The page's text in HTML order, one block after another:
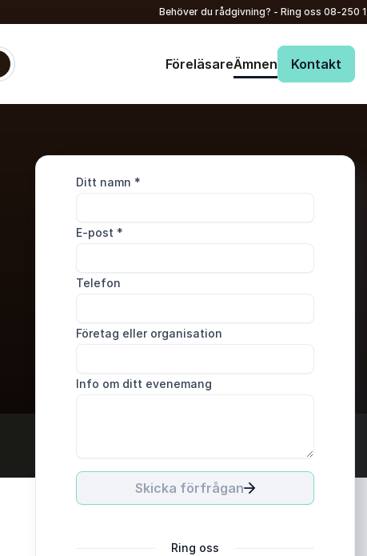
Behöver du rådgivning? - Ring oss 08-250
FöreläsareÄmnen Kontakt
Ditt namn *
E-post *
Telefon
Företag eller organisation
Info om ditt evenemang
Skicka förfrågan
Ring oss